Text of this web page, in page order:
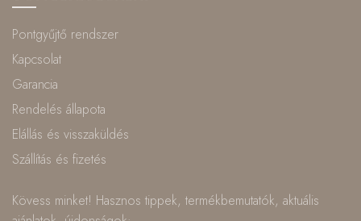
Pontgyűjtő rendszer
Kapcsolat
Garancia
Rendelés állapota
Elállás és visszaküldés
Szállítás és fizetés
Kövess minket! Hasznos tippek, termékbemutatók, aktuális